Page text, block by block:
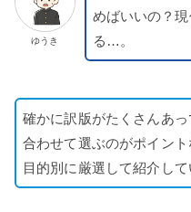
ゆうき
めばいいの？
る…。
確かに訳版がたくさんあ
合わせて選ぶのがポイン
目的別に厳選して紹介して